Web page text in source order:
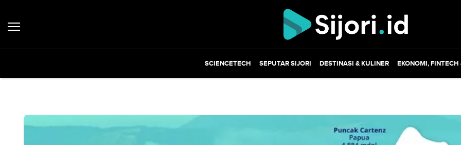
SCIENCETECH SEPUTAR SIJORI DESTINASI & KULINER EKONOMI, FINTECH